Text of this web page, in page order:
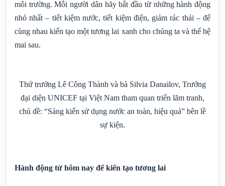
môi trường. Mỗi người dân hãy bắt đầu từ những hành động
nhỏ nhất – tiết kiệm nước, tiết kiệm điện, giảm rác thải – để
cùng nhau kiến tạo một tương lai xanh cho chúng ta và thế hệ
mai sau.